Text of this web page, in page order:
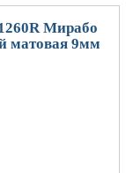
Мирабо
матовая 9мм